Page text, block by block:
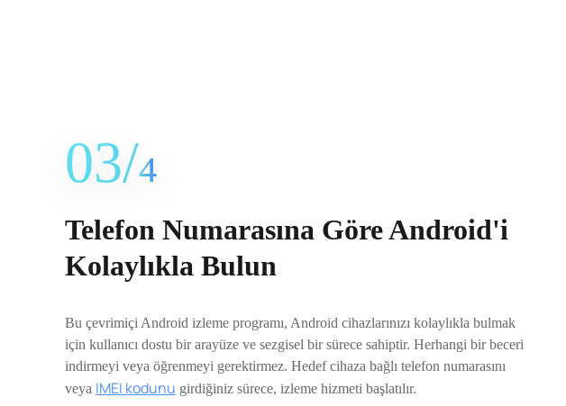
03/4
Telefon Numarasına Göre Android'i
Kolaylıkla Bulun
Bu çevrimiçi Android izleme programı, Android cihazlarınızı kolaylıkla bulmak
için kullanıcı dostu bir arayüze ve sezgisel bir sürece sahiptir. Herhangi bir beceri
indirmeyi veya öğrenmeyi gerektirmez. Hedef cihaza bağlı telefon numarasını
veya IMEI kodunu girdiğiniz sürece, izleme hizmeti başlatılır.